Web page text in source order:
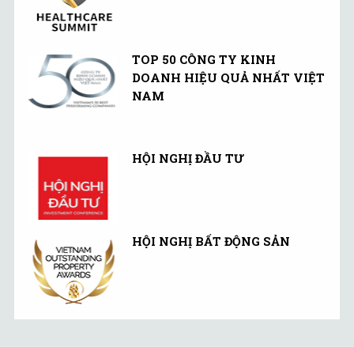
TOP 50 CÔNG TY KINH
DOANH HIỆU QUẢ NHẤT VIỆT
NAM
HỘI NGHỊ ĐẦU TƯ
HỘI NGHỊ BẤT ĐỘNG SẢN